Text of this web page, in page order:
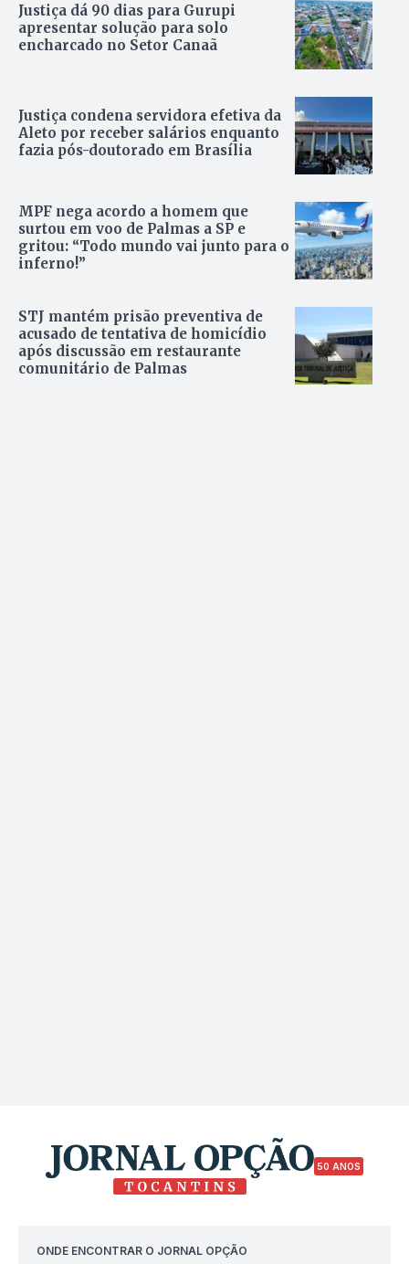
Justiça dá 90 dias para Gurupi
apresentar solução para solo
encharcado no Setor Canaã
Justiça condena servidora efetiva da
Aleto por receber salários enquanto
fazia pós-doutorado em Brasília
MPF nega acordo a homem que
surtou em voo de Palmas a SP e
gritou: “Todo mundo vai junto para o
inferno!”
STJ mantém prisão preventiva de
acusado de tentativa de homicídio
após discussão em restaurante
comunitário de Palmas
50 ANOS
ONDE ENCONTRAR O JORNAL OPÇÃO